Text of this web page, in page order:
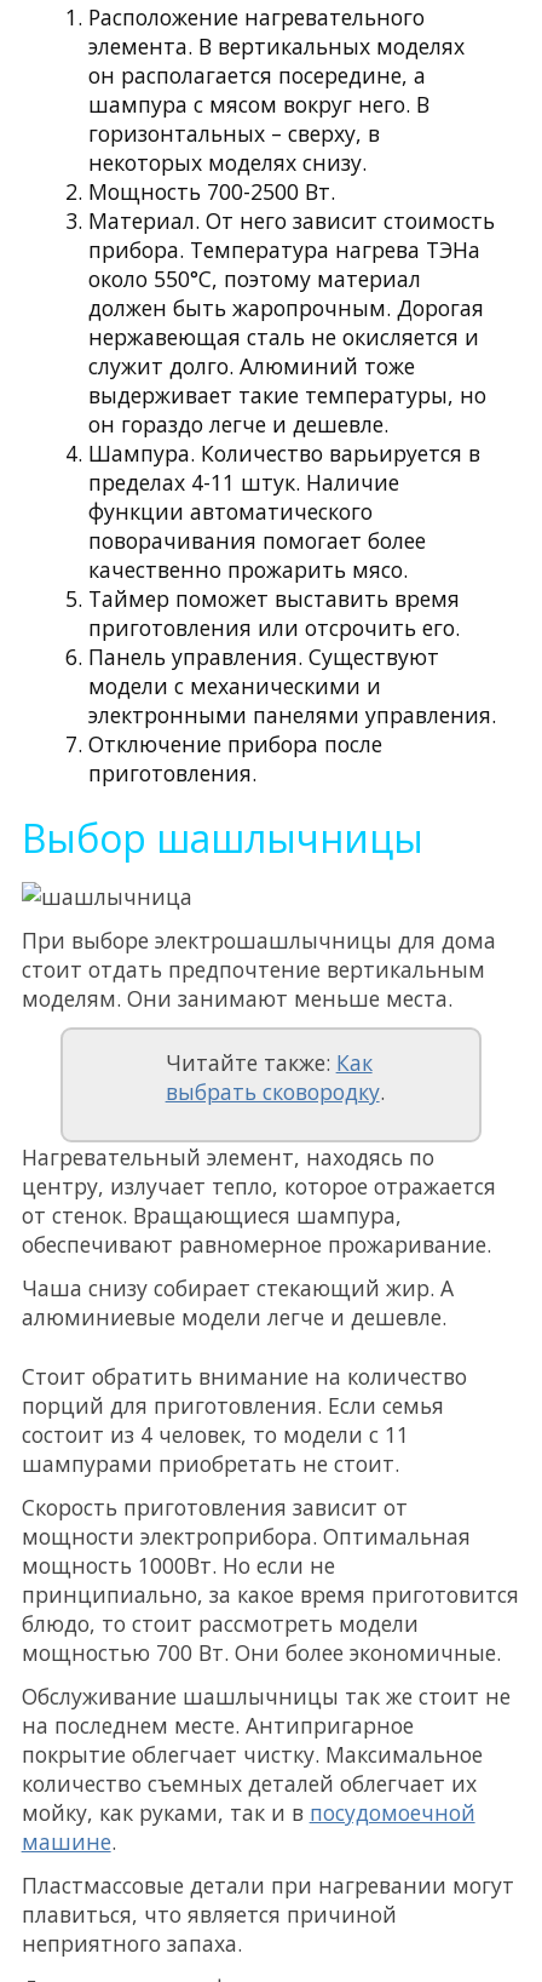
Расположение нагревательного
элемента. В вертикальных моделях
он располагается посередине, а
шампура с мясом вокруг него. В
горизонтальных – сверху, в
некоторых моделях снизу.
Мощность 700-2500 Вт.
Материал. От него зависит стоимость
прибора. Температура нагрева ТЭНа
около 550°С, поэтому материал
должен быть жаропрочным. Дорогая
нержавеющая сталь не окисляется и
служит долго. Алюминий тоже
выдерживает такие температуры, но
он гораздо легче и дешевле.
Шампура. Количество варьируется в
пределах 4-11 штук. Наличие
функции автоматического
поворачивания помогает более
качественно прожарить мясо.
Таймер поможет выставить время
приготовления или отсрочить его.
Панель управления. Существуют
модели с механическими и
электронными панелями управления.
Отключение прибора после
приготовления.
Выбор шашлычницы
При выборе электрошашлычницы для дома
стоит отдать предпочтение вертикальным
моделям. Они занимают меньше места.
Читайте также: Как
выбрать сковородку.
Нагревательный элемент, находясь по
центру, излучает тепло, которое отражается
от стенок. Вращающиеся шампура,
обеспечивают равномерное прожаривание.
Чаша снизу собирает стекающий жир. А
алюминиевые модели легче и дешевле.
Стоит обратить внимание на количество
порций для приготовления. Если семья
состоит из 4 человек, то модели с 11
шампурами приобретать не стоит.
Скорость приготовления зависит от
мощности электроприбора. Оптимальная
мощность 1000Вт. Но если не
принципиально, за какое время приготовится
блюдо, то стоит рассмотреть модели
мощностью 700 Вт. Они более экономичные.
Обслуживание шашлычницы так же стоит не
на последнем месте. Антипригарное
покрытие облегчает чистку. Максимальное
количество съемных деталей облегчает их
мойку, как руками, так и в посудомоечной
машине.
Пластмассовые детали при нагревании могут
плавиться, что является причиной
неприятного запаха.